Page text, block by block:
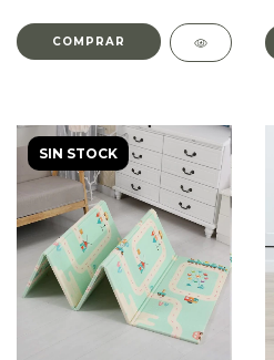
SIN STOCK